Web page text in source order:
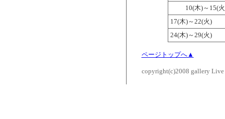
10(木)～15(
17(木)～22(火)
24(木)～29(火)
ページトップへ▲
copyright(c)2008 gallery Live